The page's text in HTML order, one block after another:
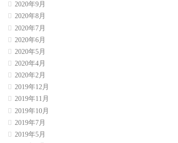
2020年9月
2020年8月
2020年7月
2020年6月
2020年5月
2020年4月
2020年2月
2019年12月
2019年11月
2019年10月
2019年7月
2019年5月